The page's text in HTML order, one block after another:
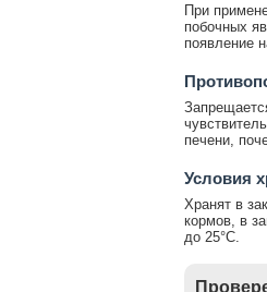
При
побочных
появление
печени,
Условия
Хранят в
кормов, в
до 25°С.